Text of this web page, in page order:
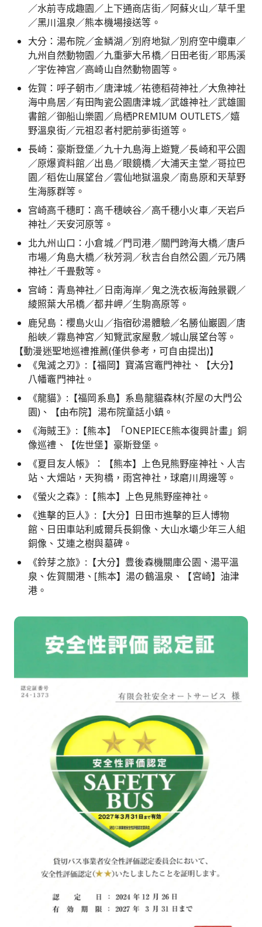
／水前寺成趣園／上下通商店街／阿蘇火山／草千里
／黑川溫泉／熊本機場接送等。
大分：湯布院／金鳞湖／別府地獄／別府空中纜車／
九州自然動物園／九重夢大吊橋／日田老街／耶馬溪
／宇佐神宫／高崎山自然動物園等。
佐賀：呼子朝市／唐津城／祐德稻荷神社／大魚神社
海中鳥居／有田陶瓷公園唐津城／武雄神社／武雄圖
書館／御船山樂園／烏栖PREMIUM OUTLETS／嬉
野溫泉街／元祖忍者村肥前夢街道等。
長崎：豪斯登堡／九十九島海上遊覽／長崎和平公園
／原爆資料館／出島／眼鏡橋／大浦天主堂／哥拉巴
園／稻佐山展望台／雲仙地獄溫泉／南島原和天草野
生海豚群等。
宫崎高千穗町：高千穗峽谷／高千穗小火車／天岩戶
神社／天安河原等。
北九州山口：小倉城／門司港／關門跨海大橋／唐戶
市場／角島大橋／秋芳洞／秋吉台自然公園／元乃隅
神社／千畳敷等。
宫崎：青島神社／日南海岸／鬼之洗衣板海蝕景觀／
綾照葉大吊橋／都井岬／生駒高原等。
鹿兒島：櫻島火山／指宿砂湯體驗／名勝仙巖園／唐
船峽／霧島神宮／知覽武家屋敷／城山展望台等。
【動漫迷聖地巡禮推薦(僅供參考，可自由提出)】
《鬼滅之刃》:【福岡】寶滿宫竈門神社、【大分】
八幡竈門神社。
《龍貓》:【福岡系島】系島龍貓森林(芥屋の大門公
園)、【由布院】湯布院童話小鎮。
《海賊王》:【熊本】「ONEPIECE熊本復興計畫」銅
像巡禮、【佐世堡】豪斯登堡。
《夏目友人帳》：【熊本】上色見熊野座神社、人吉
站、大畑站，天狗橋，雨宮神社，球磨川周邊等。
《螢火之森》:【熊本】上色見熊野座神社。
《進擊的巨人》:【大分】日田市進擊的巨人博物
館、日田車站利威爾兵長銅像、大山水壩少年三人組
銅像、艾連之樹與墓碑。
《鈴芽之旅》:【大分】豊後森機關庫公園、湯平溫
泉、佐賀關港、[熊本】湯の鶴溫泉、【宮崎】油津
港。